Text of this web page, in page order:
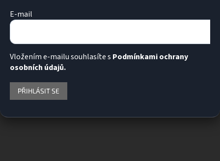
E-mail
Vložením e-mailu souhlasíte s Podmínkami ochrany
osobních údajů.
PŘIHLÁSIT SE